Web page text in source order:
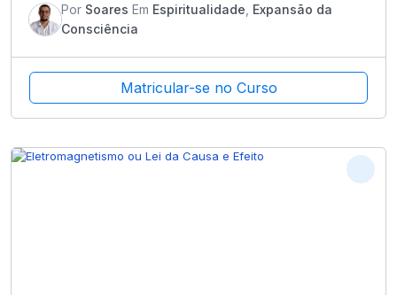
Por Soares Em Espiritualidade Expansão da
Consciência
Matricular-se no Curso